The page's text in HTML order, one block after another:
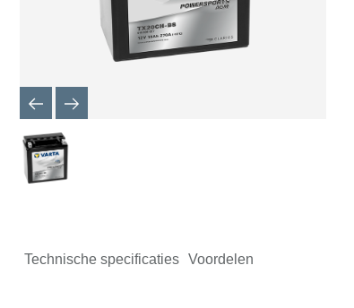
Technische specificaties Voordelen